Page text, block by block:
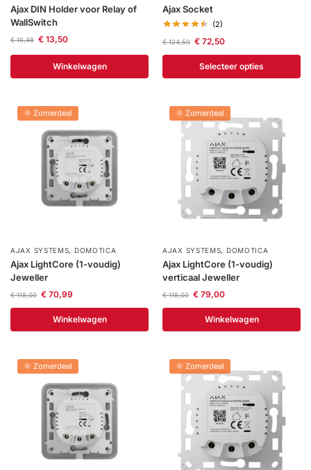
Ajax DIN Holder voor Relay of
WallSwitch
€16,48 €13,50
Winkelwagen
Ajax Socket
(2)
€124,50 €72,50
Selecteer opties
🌞 Zomerdeal
AJAX SYSTEMS, DOMOTICA
Ajax LightCore (1-voudig)
Jeweller
€118,00 €70,99
Winkelwagen
🌞 Zomerdeal
AJAX SYSTEMS, DOMOTICA
Ajax LightCore (1-voudig)
verticaal Jeweller
€118,00 €79,00
Winkelwagen
🌞 Zomerdeal 🌞 Zomerdeal